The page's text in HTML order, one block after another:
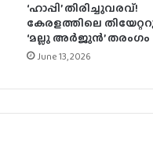
‘ഹാപ്പി’ തിരിച്ചുവരവ്!
കേരളത്തിലെ
‘മല്ലു അർജുൻ’ തരംഗം
June 13, 2026